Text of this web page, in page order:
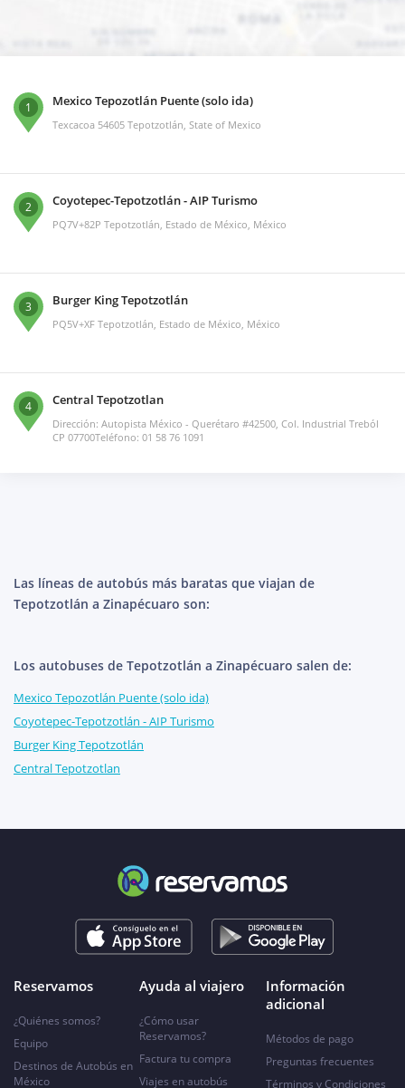
1 Mexico Tepozotlán Puente (solo ida)
Texcacoa 54605 Tepotzotlán, State of Mexico
2 Coyotepec-Tepotzotlán - AIP Turismo
PQ7V+82P Tepotzotlán, Estado de México, México
3 Burger King Tepotzotlán
PQ5V+XF Tepotzotlán, Estado de México, México
4 Central Tepotzotlan
Dirección: Autopista México - Querétaro #42500, Col. Industrial Treból
CP 07700Teléfono: 01 58 76 1091
Las líneas de autobús más baratas que viajan de
Tepotzotlán a Zinapécuaro son:
Los autobuses de Tepotzotlán a Zinapécuaro salen de:
Mexico Tepozotlán Puente (solo ida)
Coyotepec-Tepotzotlán - AIP Turismo
Burger King Tepotzotlán
Central Tepotzotlan
Reservamos
¿Quiénes somos?
Equipo
Destinos de Autobús en
México
Ayuda al viajero
¿Cómo usar
Reservamos?
Factura tu compra
Viajes en autobús
Información
adicional
Métodos de pago
Preguntas frecuentes
Términos y Condiciones